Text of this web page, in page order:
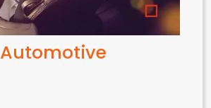
Automotive